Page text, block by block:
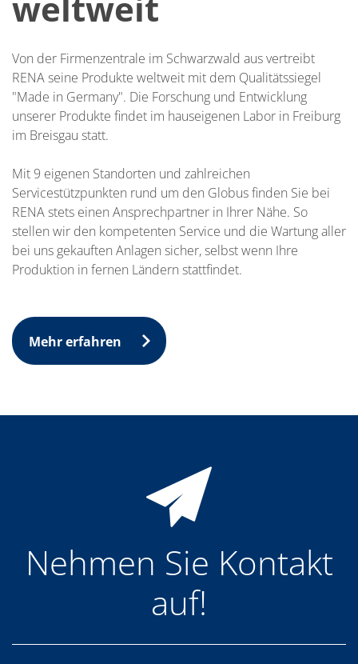
Von der Firmenzentrale im Schwarzwald aus vertreibt
RENA seine Produkte weltweit mit dem Qualitätssiegel
"Made in Germany". Die Forschung und Entwicklung
unserer Produkte findet im hauseigenen Labor in Freiburg
im Breisgau statt.
Mit 9 eigenen Standorten und zahlreichen
Servicestützpunkten rund um den Globus finden Sie bei
RENA stets einen Ansprechpartner in Ihrer Nähe. So
stellen wir den kompetenten Service und die Wartung aller
bei uns gekauften Anlagen sicher, selbst wenn Ihre
Produktion in fernen Ländern stattfindet.
Mehr erfahren
Nehmen Sie Kontakt
auf!